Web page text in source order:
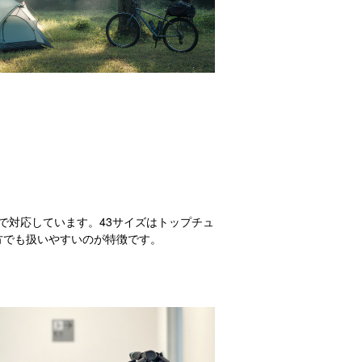
応しています。43サイズはトップチュ
も扱いやすいのが特徴です。